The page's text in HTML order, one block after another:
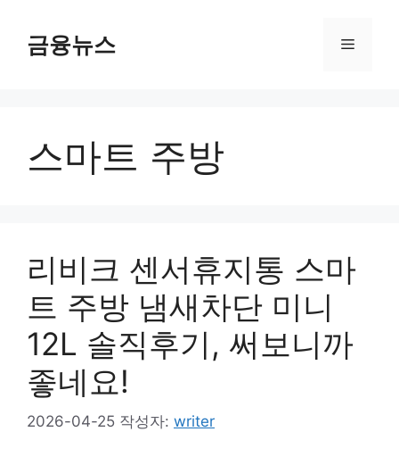
금융뉴스 메
스마트 주방
리비크 센서휴지통 스마
트 주방 냄새차단 미니
12L 솔직후기, 써보니까
좋네요!
2026-04-25 작성자: writer